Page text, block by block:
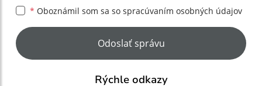
* Oboznámil som sa so spracúvaním osobných údajov
Google reCaptcha Response
Odoslať správu
Rýchle odkazy